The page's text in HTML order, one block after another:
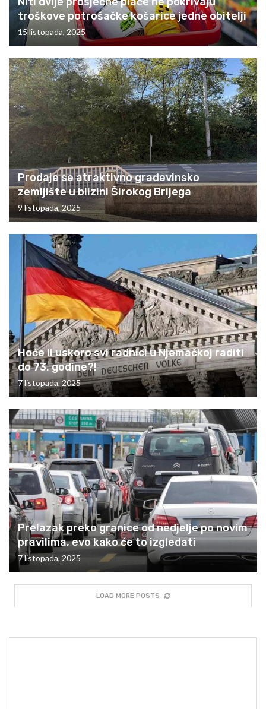
troškove potrošačke košarice jedne obitelji
15 listopada, 2025
Prodaje se atraktivno građevinsko
zemljište u blizini Širokog Brijega
9 listopada, 2025
Hoće li uskoro svi radnici u Njemačkoj raditi
do 73. godine?!
7 listopada, 2025
Prelazak preko granice od nedjelje po novim
pravilima, evo kako će to izgledati
7 listopada, 2025
LOAD MORE POSTS